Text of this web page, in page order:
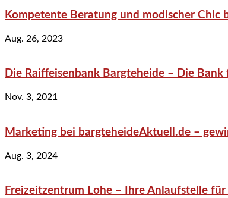
Kompetente Beratung und modischer Chic
Aug. 26, 2023
Die Raiffeisenbank Bargteheide – Die
Nov. 3, 2021
Marketing bei bargteheideAktuell.de –
Aug. 3, 2024
Freizeitzentrum Lohe – Ihre Anlaufstelle